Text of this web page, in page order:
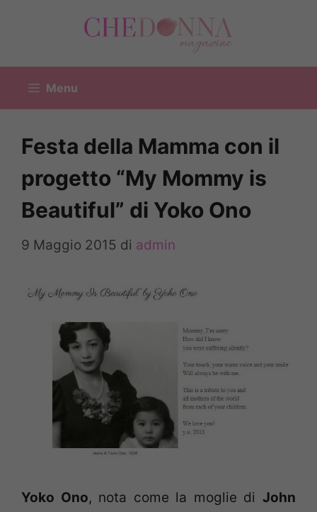
Menu
Festa della Mamma con il
progetto “My Mommy is
Beautiful” di Yoko Ono
9 Maggio 2015 di admin
Yoko Ono, nota come la moglie diJohn